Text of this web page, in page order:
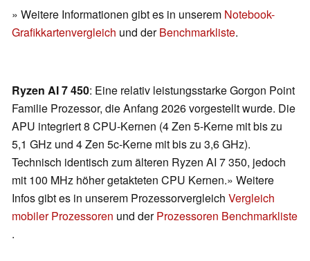
» Weitere Informationen gibt es in unserem Notebook-
Grafikkartenvergleich und derBenchmarkliste.
Ryzen AI 7 450: Eine relativ leistungsstarke Gorgon Point
Familie Prozessor, die Anfang 2026 vorgestellt wurde. Die
APU integriert 8 CPU-Kernen (4 Zen 5-Kerne mit bis zu
5,1 GHz und 4 Zen 5c-Kerne mit bis zu 3,6 GHz).
Technisch identisch zum älteren Ryzen AI 7 350, jedoch
mit 100 MHz höher getakteten CPU Kernen.» Weitere
Infos gibt es in unserem Prozessorvergleich Vergleich
mobiler Prozessoren und derProzessoren Benchmarkliste
.